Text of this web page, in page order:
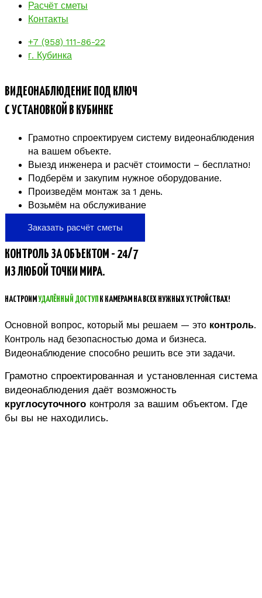
Расчёт сметы
Контакты
+7 (958) 111-86-22
г. Кубинка
ВИДЕОНАБЛЮДЕНИЕ ПОД КЛЮЧ
С УСТАНОВКОЙ В КУБИНКЕ
Грамотно спроектируем систему видеонаблюдения
на вашем объекте.
Выезд инженера и расчёт стоимости – бесплатно!
Подберём и закупим нужное оборудование.
Произведём монтаж за 1 день.
Возьмём на обслуживание
Заказать расчёт сметы
КОНТРОЛЬ ЗА ОБЪЕКТОМ - 24/7
ИЗ ЛЮБОЙ ТОЧКИ МИРА.
НАСТРОИМ УДАЛЁННЫЙ ДОСТУП К КАМЕРАМ НА ВСЕХ НУЖНЫХ УСТРОЙСТВАХ!
Основной вопрос, который мы решаем — это контроль.
Контроль над безопасностью дома и бизнеса.
Видеонаблюдение способно решить все эти задачи.
Грамотно спроектированная и установленная система
видеонаблюдения даёт возможность
круглосуточного контроля за вашим объектом. Где
бы вы не находились.